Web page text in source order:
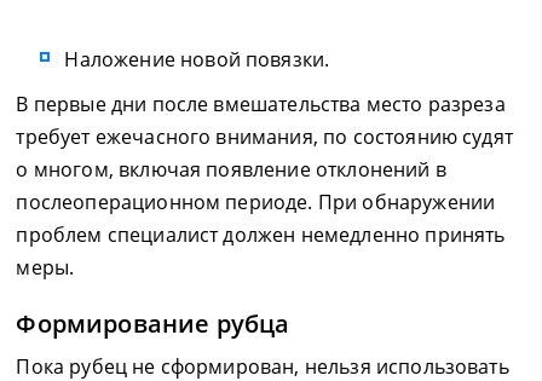
Наложение новой повязки.
В первые дни после вмешательства место разреза
требует ежечасного внимания, по состоянию судят
о многом, включая появление отклонений в
послеоперационном периоде. При обнаружении
проблем специалист должен немедленно принять
меры.
Формирование рубца
Пока рубец не сформирован, нельзя использовать